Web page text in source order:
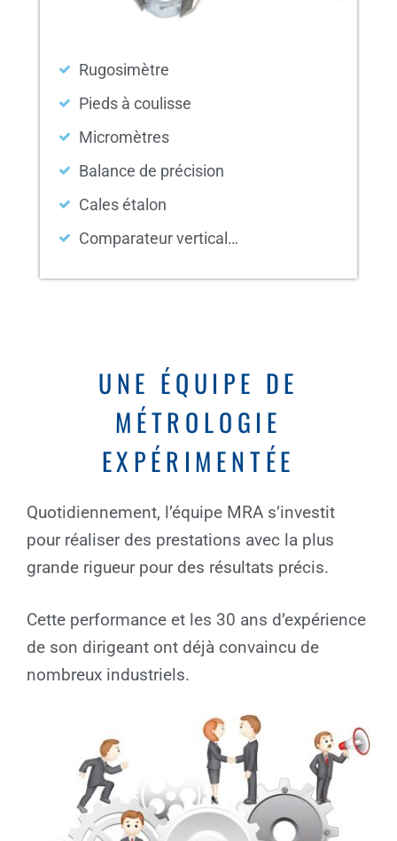
Rugosimètre
Pieds à coulisse
Micromètres
Balance de précision
Cales étalon
Comparateur vertical…
UNE ÉQUIPE DE
MÉTROLOGIE
EXPÉRIMENTÉE
Quotidiennement, l’équipe MRA s’investit
pour réaliser des prestations avec la plus
grande rigueur pour des résultats précis.
Cette performance et les 30 ans d’expérience
de son dirigeant ont déjà convaincu de
nombreux industriels.